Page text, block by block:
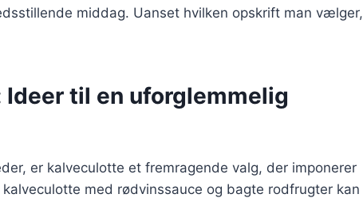
middag. Uanset hvilken opskrift man vælger,
til en uforglemmelig
er kalveculotte et fremragende valg, der imponerer
med rødvinssauce og bagte rodfrugter kan